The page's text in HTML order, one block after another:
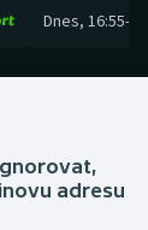
Dnes, 16:55-
adresu